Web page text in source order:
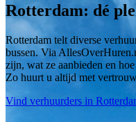
Rotterdam: dé
Rotterdam telt diverse
bussen. Via
zijn, wat ze aanbieden en
Zo huurt u altijd met
Vind verhuurders in